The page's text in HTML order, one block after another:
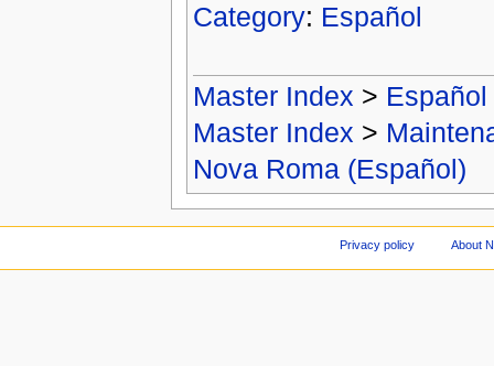
Category: Español
Master Index > Español
Master Index >
Nova Roma (Español)
Privacy policy About